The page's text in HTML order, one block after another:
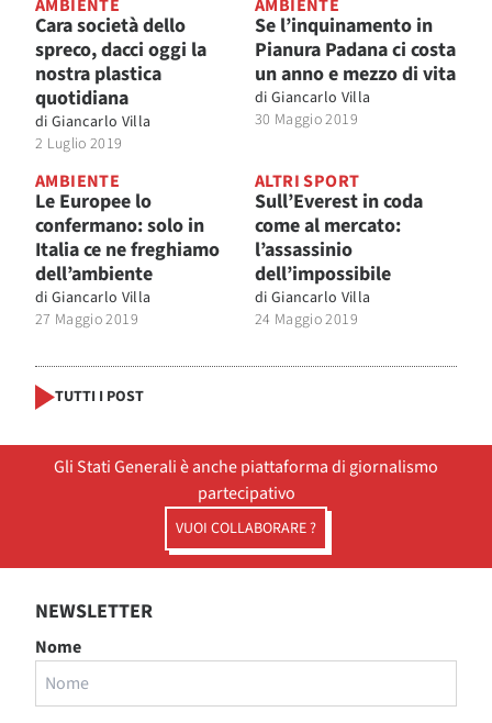
AMBIENTE
Cara società dello
spreco, dacci oggi la
nostra plastica
quotidiana
di Giancarlo Villa
2 Luglio 2019
AMBIENTE
Se l’inquinamento in
Pianura Padana ci costa
un anno e mezzo di vita
di Giancarlo Villa
30 Maggio 2019
AMBIENTE
Le Europee lo
confermano: solo in
Italia ce ne freghiamo
dell’ambiente
di Giancarlo Villa
27 Maggio 2019
ALTRI SPORT
Sull’Everest in coda
come al mercato:
l’assassinio
dell’impossibile
di Giancarlo Villa
24 Maggio 2019
TUTTI I POST
Gli Stati Generali è anche piattaforma di giornalismo
partecipativo
VUOI COLLABORARE ?
NEWSLETTER
Nome